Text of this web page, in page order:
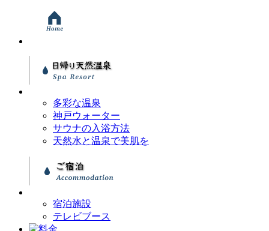
多彩な温泉
神戸ウォーター
サウナの入浴方法
天然水と温泉で美肌を
宿泊施設
テレビブース